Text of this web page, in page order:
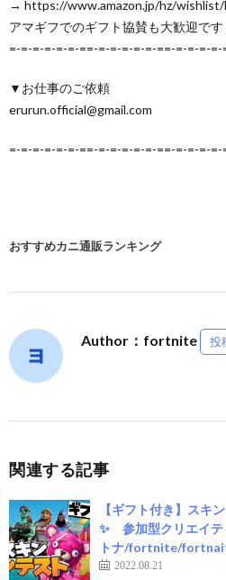
→ https://www.amazon.jp/hz/
アマギフでのギフト協賛も大歓迎です
=-=-=-=-=-=-==-=-=-=-=-=-==-=-=-=-=-
▼お仕事のご依頼
erurun.official@gmail.com
=-=-=-=-=-=-==-=-=-=-=-=-==-=-=-=-=-
おすすめカニ通販ランキング
Author：fortnite 投
関連する記事
【ギフト付き】スキ
✨ 参加型クリエイ
トナ/fortnite/
2022.08.21